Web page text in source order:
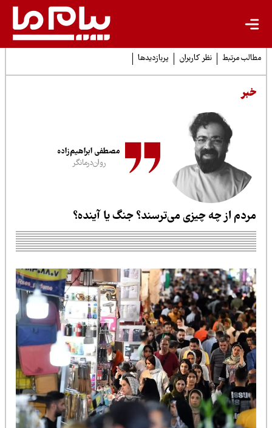
مرتبط نظر کاربران پربازدیدها
مصطفی ابراهیم‌زاده
روان‌درمانگر
از چه چیزی می‌ترسند؟ جنگ یا آینده؟